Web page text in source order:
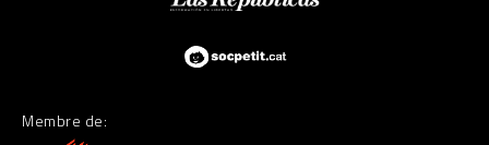
Membre de: